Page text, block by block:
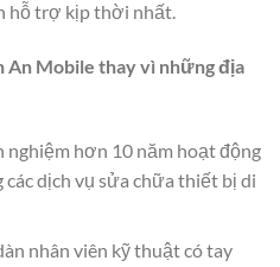
hỗ trợ kịp thời nhất.
An Mobile thay vì những địa
hơn 10 năm hoạt động
dịch vụ sửa chữa thiết bị di
nhân viên kỹ thuật có tay